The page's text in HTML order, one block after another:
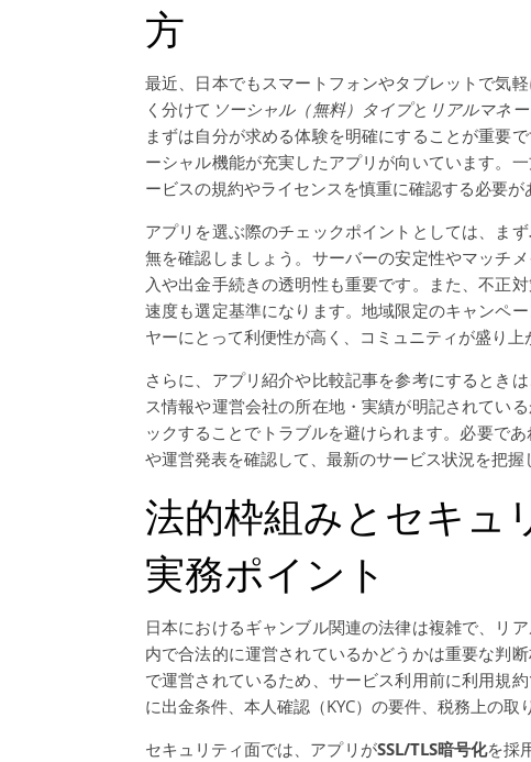
方
最近、日本でもスマートフォンやタブレットで気
く分けて ソーシャル（無料）タイプと リアルマネ
まずは自分が求める体験を明確にすることが重要
ーシャル機能が充実したアプリが向いています。
ービスの規約やライセンスを慎重に確認する必要が
アプリを選ぶ際のチェックポイントとしては、まず
無を確認しましょう。サーバーの安定性やマッチ
入や出金手続きの透明性も重要です。また、不正
速度も選定基準になります。地域限定のキャンペ
ヤーにとって利便性が高く、コミュニティが盛り上
さらに、アプリ紹介や比較記事を参考にするとき
ス情報や運営会社の所在地・実績が明記されてい
ックすることでトラブルを避けられます。必要で
や運営発表を確認して、最新のサービス状況を把握
法的枠組みとセキュ
実務ポイント
日本におけるギャンブル関連の法律は複雑で、リ
内で合法的に運営されているかどうかは重要な判
で運営されているため、サービス利用前に利用規
に出金条件、本人確認（KYC）の要件、税務上の
セキュリティ面では、アプリがSSL/TLS暗号化を採